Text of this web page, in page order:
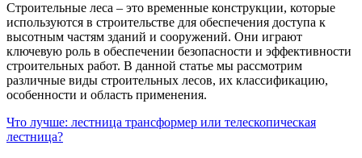
Строительные леса – это временные конструкции, которые
используются в строительстве для обеспечения доступа к
высотным частям зданий и сооружений. Они играют
ключевую роль в обеспечении безопасности и эффективности
строительных работ. В данной статье мы рассмотрим
различные виды строительных лесов, их классификацию,
особенности и область применения.
Что лучше: лестница трансформер или телескопическая
лестница?